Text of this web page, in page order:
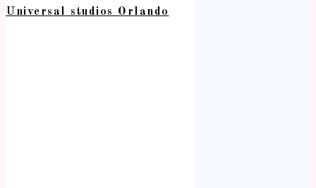
Universal studios Orlando